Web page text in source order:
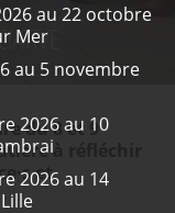
du 8 et 9
à réfléchir
et
au 22 octobre
Mer
au 5 novembre
2026 au 10
2026 au 14